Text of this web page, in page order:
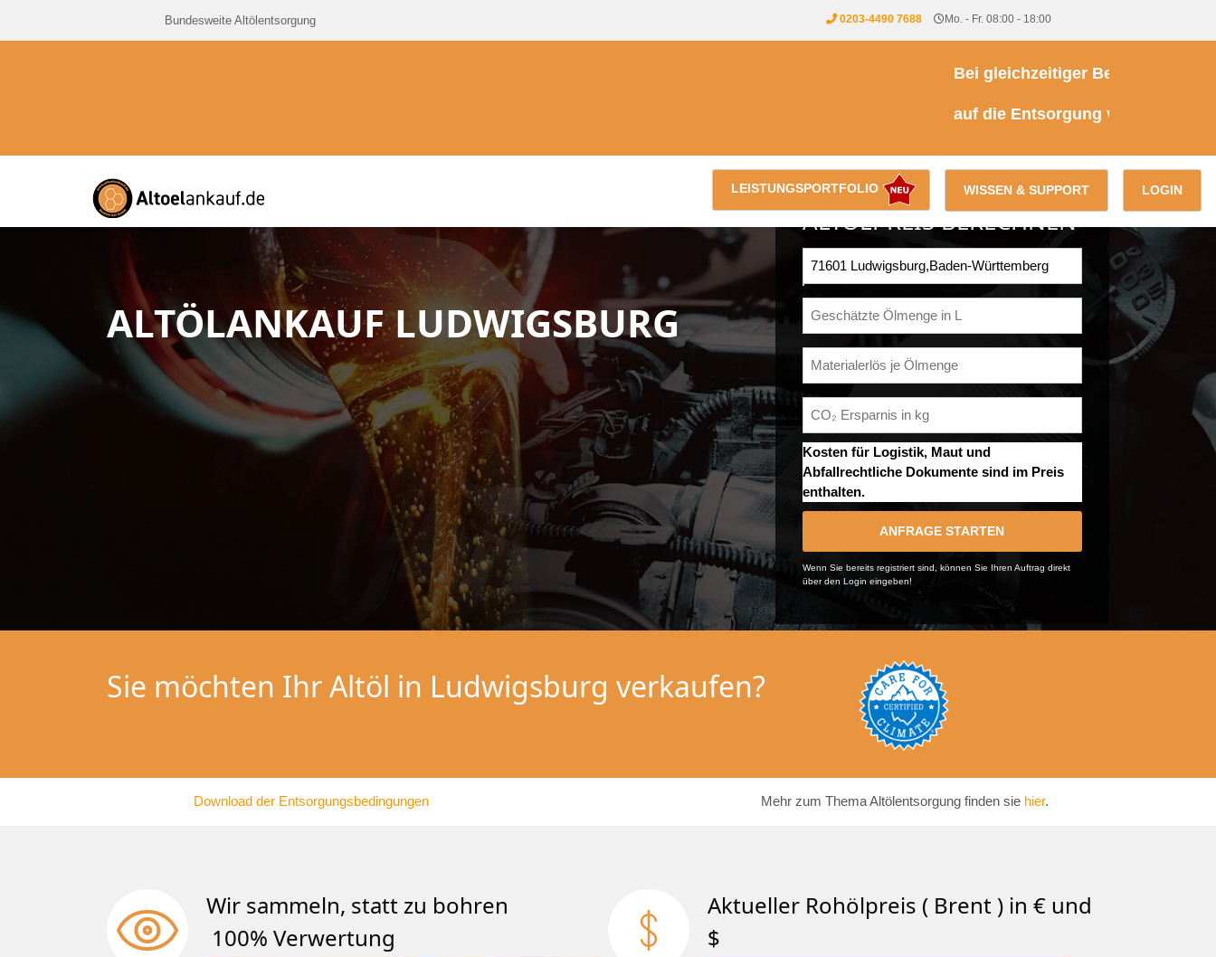
Bundesweite Altölentsorgung 0203-4490 7688 Mo. - Fr. 08:00 - 18:00
Bei gleichzeitiger Beauftragung
auf die Entsorgung von Kühl- &
LOGIN
WISSEN & SUPPORT
LEISTUNGSPORTFOLIO
ALTÖLANKAUF LUDWIGSBURG
ALTÖLPREIS BERECHNEN
Kosten für Logistik, Maut und
Abfallrechtliche Dokumente sind im Preis
enthalten.
ANFRAGE STARTEN
Wenn Sie bereits registriert sind, können Sie Ihren Auftrag direkt
über den Login eingeben!
Sie möchten Ihr Altöl in Ludwigsburg verkaufen?
Download der Entsorgungsbedingungen Mehr zum Thema Altölentsorgung finden sie hier.
Wir sammeln, statt zu bohren
100% Verwertung
Aktueller Rohölpreis ( Brent ) in € und
$